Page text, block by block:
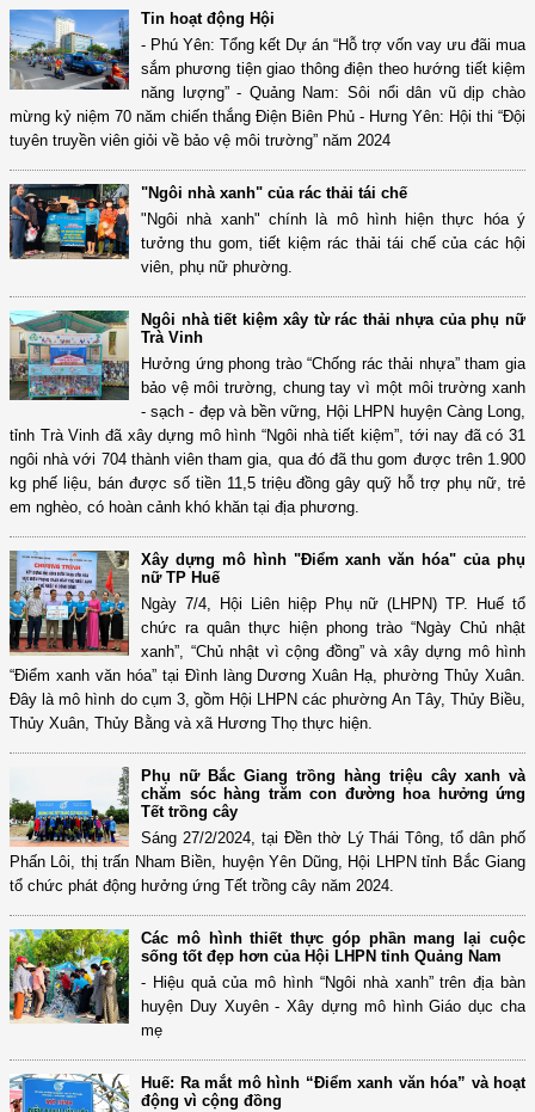
Tin hoạt động Hội
- Phú Yên: Tổng kết Dự án “Hỗ trợ vốn vay ưu đãi mua
sắm phương tiện giao thông điện theo hướng tiết kiệm
năng lượng” - Quảng Nam: Sôi nổi dân vũ dịp chào
mừng kỷ niệm 70 năm chiến thắng Điện Biên Phủ - Hưng Yên: Hội thi “Đội
tuyên truyền viên giỏi về bảo vệ môi trường” năm 2024
"Ngôi nhà xanh" của rác thải tái chế
"Ngôi nhà xanh" chính là mô hình hiện thực hóa ý
tưởng thu gom, tiết kiệm rác thải tái chế của các hội
viên, phụ nữ phường.
Ngôi nhà tiết kiệm xây từ rác thải nhựa của phụ nữ
Trà Vinh
Hưởng ứng phong trào “Chống rác thải nhựa” tham gia
bảo vệ môi trường, chung tay vì một môi trường xanh
- sạch - đẹp và bền vững, Hội LHPN huyện Càng Long,
tỉnh Trà Vinh đã xây dựng mô hình “Ngôi nhà tiết kiệm”, tới nay đã có 31
ngôi nhà với 704 thành viên tham gia, qua đó đã thu gom được trên 1.900
kg phế liệu, bán được số tiền 11,5 triệu đồng gây quỹ hỗ trợ phụ nữ, trẻ
em nghèo, có hoàn cảnh khó khăn tại địa phương.
Xây dựng mô hình "Điểm xanh văn hóa" của phụ
nữ TP Huế
Ngày 7/4, Hội Liên hiệp Phụ nữ (LHPN) TP. Huế tổ
chức ra quân thực hiện phong trào “Ngày Chủ nhật
xanh”, “Chủ nhật vì cộng đồng” và xây dựng mô hình
“Điểm xanh văn hóa” tại Đình làng Dương Xuân Hạ, phường Thủy Xuân.
Đây là mô hình do cụm 3, gồm Hội LHPN các phường An Tây, Thủy Biều,
Thủy Xuân, Thủy Bằng và xã Hương Thọ thực hiện.
Phụ nữ Bắc Giang trồng hàng triệu cây xanh và
chăm sóc hàng trăm con đường hoa hưởng ứng
Tết trồng cây
Sáng 27/2/2024, tại Đền thờ Lý Thái Tông, tổ dân phố
Phấn Lôi, thị trấn Nham Biền, huyện Yên Dũng, Hội LHPN tỉnh Bắc Giang
tổ chức phát động hưởng ứng Tết trồng cây năm 2024.
Các mô hình thiết thực góp phần mang lại cuộc
sống tốt đẹp hơn của Hội LHPN tỉnh Quảng Nam
- Hiệu quả của mô hình “Ngôi nhà xanh” trên địa bàn
huyện Duy Xuyên - Xây dựng mô hình Giáo dục cha
mẹ
Huế: Ra mắt mô hình “Điểm xanh văn hóa” và hoạt
động vì cộng đồng